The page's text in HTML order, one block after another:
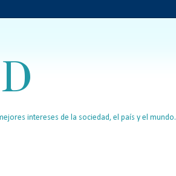
intereses de la sociedad, el país y el mundo.